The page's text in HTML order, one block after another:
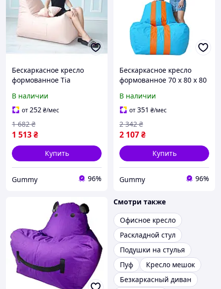
Бескаркасное кресло
формованное Tia
Оксфорд
В наличии
от252₴/мес
1 513₴
1 682 ₴
Купить
Gummy 96%
Бескаркасное кресло
формованное 70 х 80 х 80
В наличии
от351 ₴/мес
2 107₴
2 342 ₴
Купить
Gummy 96%
Смотри также
Офисное кресло
Раскладной стул
Подушки на стулья
Пуф
Кресло мешок
Безкаркасный диван